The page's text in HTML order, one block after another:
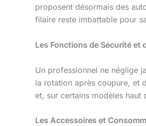
proposent désormais des
filaire reste imbattable pour
Les Fonctions de Sécurité et
Un professionnel ne néglige
la rotation après coupure, et
et, sur certains modèles
Les Accessoires et